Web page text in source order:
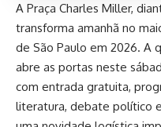
A Praça Charles Miller,
transforma amanhã no
de São Paulo em 2026. A
abre as portas neste
com entrada gratuita,
literatura, debate político